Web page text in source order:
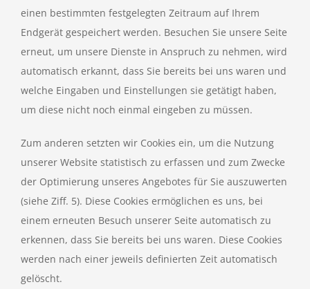
einen bestimmten festgelegten Zeitraum auf Ihrem
Endgerät gespeichert werden. Besuchen Sie unsere Seite
erneut, um unsere Dienste in Anspruch zu nehmen, wird
automatisch erkannt, dass Sie bereits bei uns waren und
welche Eingaben und Einstellungen sie getätigt haben,
um diese nicht noch einmal eingeben zu müssen.
Zum anderen setzten wir Cookies ein, um die Nutzung
unserer Website statistisch zu erfassen und zum Zwecke
der Optimierung unseres Angebotes für Sie auszuwerten
(siehe Ziff. 5). Diese Cookies ermöglichen es uns, bei
einem erneuten Besuch unserer Seite automatisch zu
erkennen, dass Sie bereits bei uns waren. Diese Cookies
werden nach einer jeweils definierten Zeit automatisch
gelöscht.